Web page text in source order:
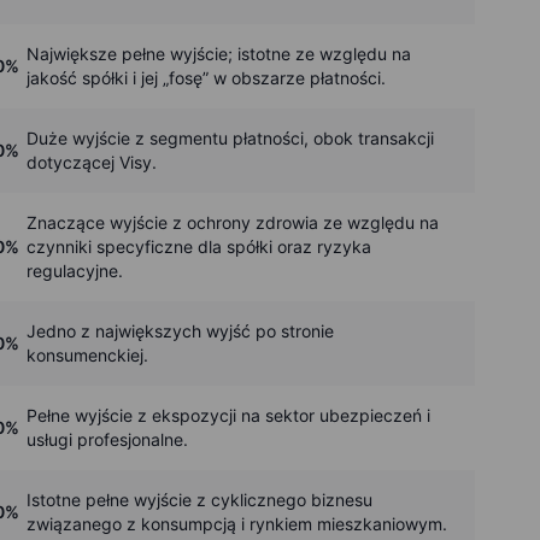
Największe pełne wyjście; istotne ze względu na
jakość spółki i jej „fosę” w obszarze płatności.
Duże wyjście z segmentu płatności, obok transakcji
dotyczącej Visy.
Znaczące wyjście z ochrony zdrowia ze względu na
czynniki specyficzne dla spółki oraz ryzyka
regulacyjne.
Jedno z największych wyjść po stronie
konsumenckiej.
Pełne wyjście z ekspozycji na sektor ubezpieczeń i
usługi profesjonalne.
Istotne pełne wyjście z cyklicznego biznesu
związanego z konsumpcją i rynkiem mieszkaniowym.